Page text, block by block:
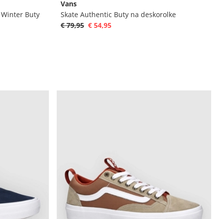
Winter Buty
Vans
Skate Authentic Buty na deskorolke
€ 79,95 € 54,95